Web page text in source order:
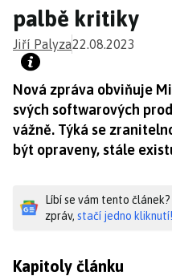
palbě kritiky
Jiří Palyza22.08.2023
Nová zpráva obviňuje
svých softwarových
vážně. Týká se
být opraveny, stále
Líbí se vám tento
zpráv, stačí jedno kliknutí!
Kapitoly článku